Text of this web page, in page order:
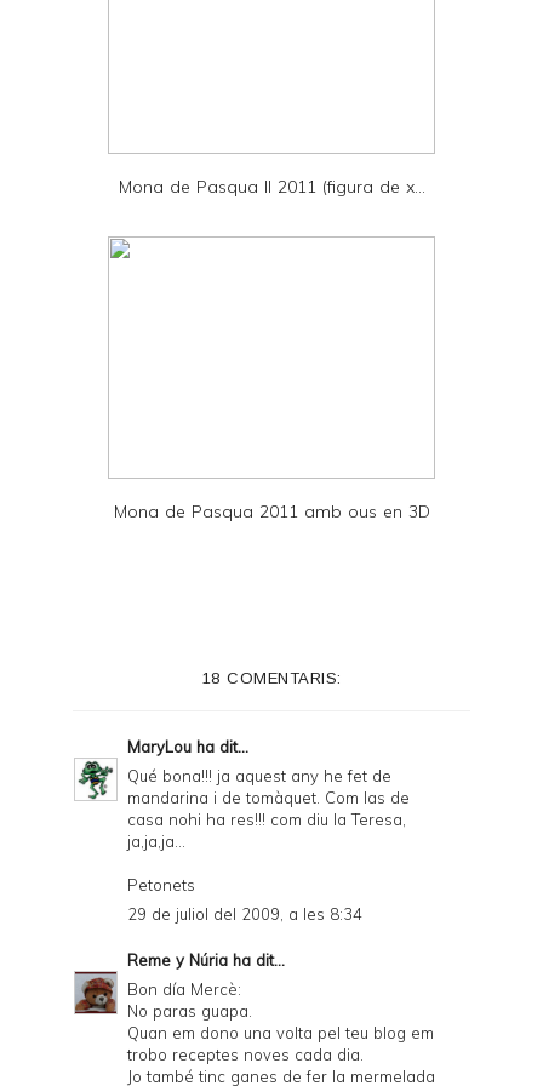
Mona de Pasqua II 2011 (figura de x...
Mona de Pasqua 2011 amb ous en 3D
18 COMENTARIS:
MaryLou ha dit...
Qué bona!!! ja aquest any he fet de
mandarina i de tomàquet. Com las de
casa nohi ha res!!! com diu la Teresa,
ja,ja,ja...
Petonets
29 de juliol del 2009, a les 8:34
Reme y Núria ha dit...
Bon día Mercè:
No paras guapa.
Quan em dono una volta pel teu blog em
trobo receptes noves cada dia.
Jo també tinc ganes de fer la mermelada